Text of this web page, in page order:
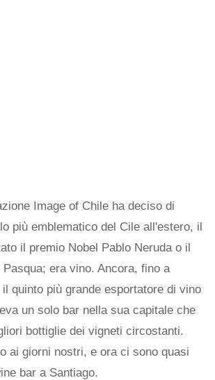
Image of Chile ha deciso di
più emblematico del Cile all'estero, il
il premio Nobel Pablo Neruda o il
era vino. Ancora, fino a
quinto più grande esportatore di vino
un solo bar nella sua capitale che
bottiglie dei vigneti circostanti.
ai giorni nostri, e ora ci sono quasi
bar a Santiago.